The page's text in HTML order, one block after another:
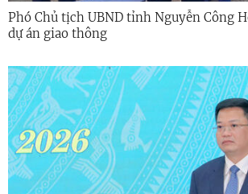
Phó Chủ tịch UBND tỉnh Nguyễn Công
dự án giao thông